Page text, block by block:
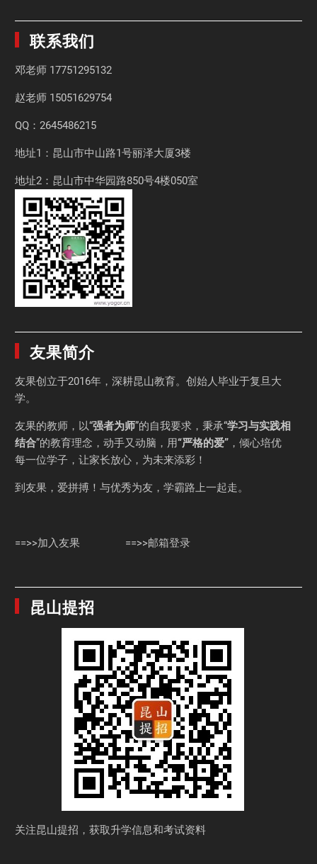
联系我们
邓老师 17751295132
赵老师 15051629754
QQ：2645486215
地址1：昆山市中山路1号丽泽大厦3楼
地址2：昆山市中华园路850号4楼050室
友果简介
友果创立于2016年，深耕昆山教育。创始人毕业于复旦大
学。
友果的教师，以“强者为师”的自我要求，秉承“学习与实践相
结合”的教育理念，动手又动脑，用“严格的爱” ，倾心培优
每一位学子，让家长放心，为未来添彩！
到友果，爱拼搏！与优秀为友，学霸路上一起走。
==>>加入友果 ==>>邮箱登录
昆山提招
关注昆山提招，获取升学信息和考试资料